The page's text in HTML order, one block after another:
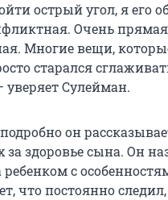
острый угол, я его
Очень
Многие вещи,
старался
уверяет Сулейман.
он
за здоровье сына. Он
с
что постоянно